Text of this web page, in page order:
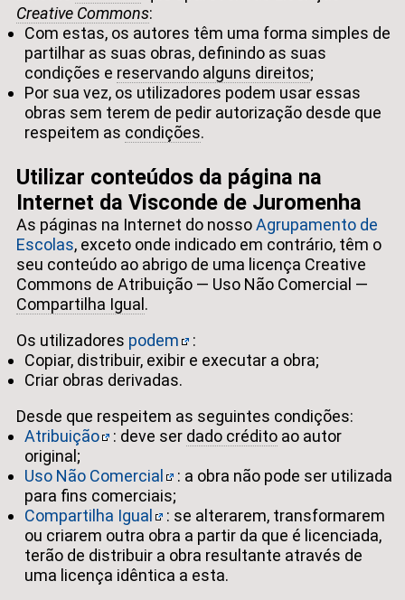
Creative Commons:
Com estas, os autores têm uma forma simples de
partilhar as suas obras, definindo as suas
condições e reservando alguns direitos;
Por sua vez, os utilizadores podem usar essas
obras sem terem de pedir autorização desde que
respeitem as condições.
Utilizar conteúdos da página na
Internet da Visconde de Juromenha
As páginas na Internet do nossoAgrupamento de
Escolas, exceto onde indicado em contrário, têm o
seu conteúdo ao abrigo de uma licença Creative
Commons de Atribuição — Uso Não Comercial —
Compartilha Igual.
Os utilizadores podem
:
Copiar, distribuir, exibir e executar a obra;
Criar obras derivadas.
Desde que respeitem as seguintes condições:
Atribuição
: deve ser dado créditoao autor
original;
Uso Não Comercial
: a obra não pode ser utilizada
para fins comerciais;
Compartilha Igual
: se alterarem, transformarem
ou criarem outra obra a partir da que é licenciada,
terão de distribuir a obra resultante através de
uma licença idêntica a esta.